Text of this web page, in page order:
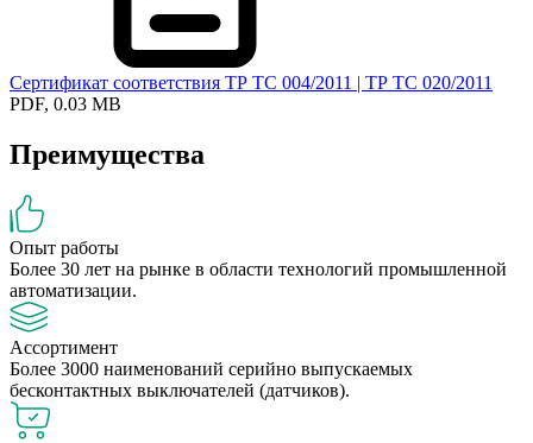
Сертификат соответствия ТР ТС 004/2011 | ТР ТС 020/2011
PDF, 0.03 MB
Преимущества
Опыт работы
Более 30 лет на рынке в области технологий промышленной
автоматизации.
Ассортимент
Более 3000 наименований серийно выпускаемых
бесконтактных выключателей (датчиков).